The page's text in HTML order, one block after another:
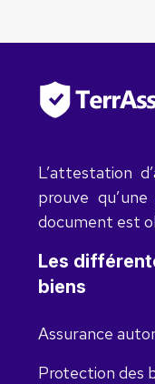
L’attestation
prouve
document est
Les
biens
Assurance
Protection des